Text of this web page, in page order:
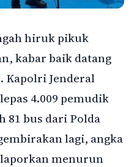
hiruk pikuk
kabar baik datang
Kapolri Jenderal
4.009 pemudik
81 bus dari Polda
lagi, angka
menurun